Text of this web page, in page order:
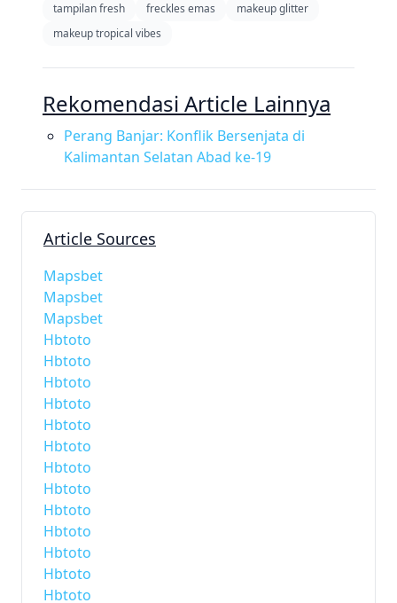
tampilan fresh
freckles emas
makeup glitter
makeup tropical vibes
Rekomendasi Article Lainnya
Perang Banjar: Konflik Bersenjata di
Kalimantan Selatan Abad ke-19
Article Sources
Mapsbet
Mapsbet
Mapsbet
Hbtoto
Hbtoto
Hbtoto
Hbtoto
Hbtoto
Hbtoto
Hbtoto
Hbtoto
Hbtoto
Hbtoto
Hbtoto
Hbtoto
Hbtoto